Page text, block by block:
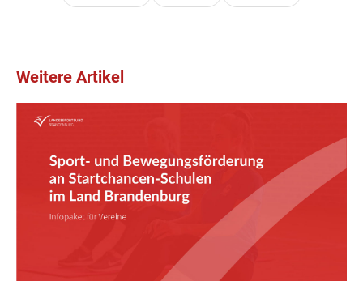
Weitere Artikel